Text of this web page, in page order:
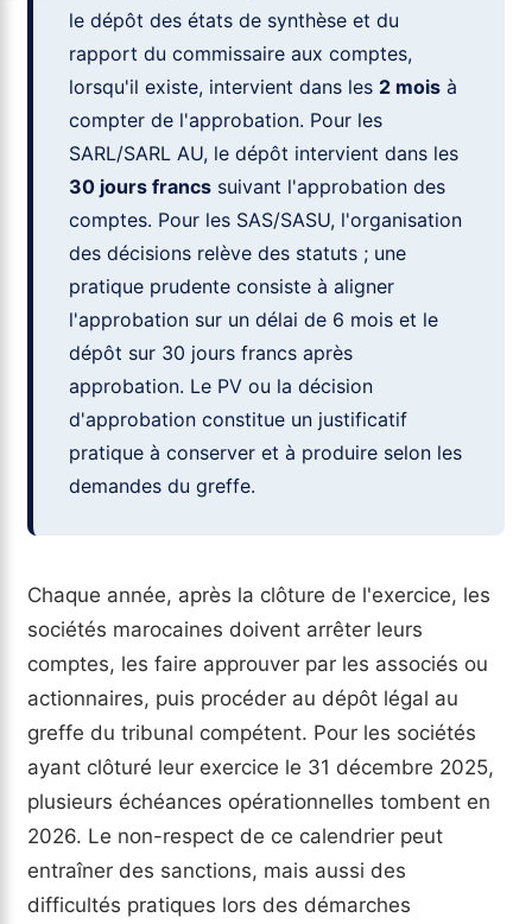
le dépôt des états de synthèse et du
rapport du commissaire aux comptes,
lorsqu'il existe, intervient dans les 2 mois à
compter de l'approbation. Pour les
SARL/SARL AU, le dépôt intervient dans les
30 jours francs suivant l'approbation des
comptes. Pour les SAS/SASU, l'organisation
des décisions relève des statuts ; une
pratique prudente consiste à aligner
l'approbation sur un délai de 6 mois et le
dépôt sur 30 jours francs après
approbation. Le PV ou la décision
d'approbation constitue un justificatif
pratique à conserver et à produire selon les
demandes du greffe.
Chaque année, après la clôture de l'exercice, les
sociétés marocaines doivent arrêter leurs
comptes, les faire approuver par les associés ou
actionnaires, puis procéder au dépôt légal au
greffe du tribunal compétent. Pour les sociétés
ayant clôturé leur exercice le 31 décembre 2025,
plusieurs échéances opérationnelles tombent en
2026. Le non-respect de ce calendrier peut
entraîner des sanctions, mais aussi des
difficultés pratiques lors des démarches